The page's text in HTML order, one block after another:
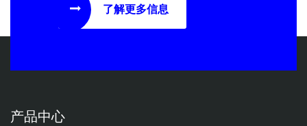
了解更多信息
产品中心